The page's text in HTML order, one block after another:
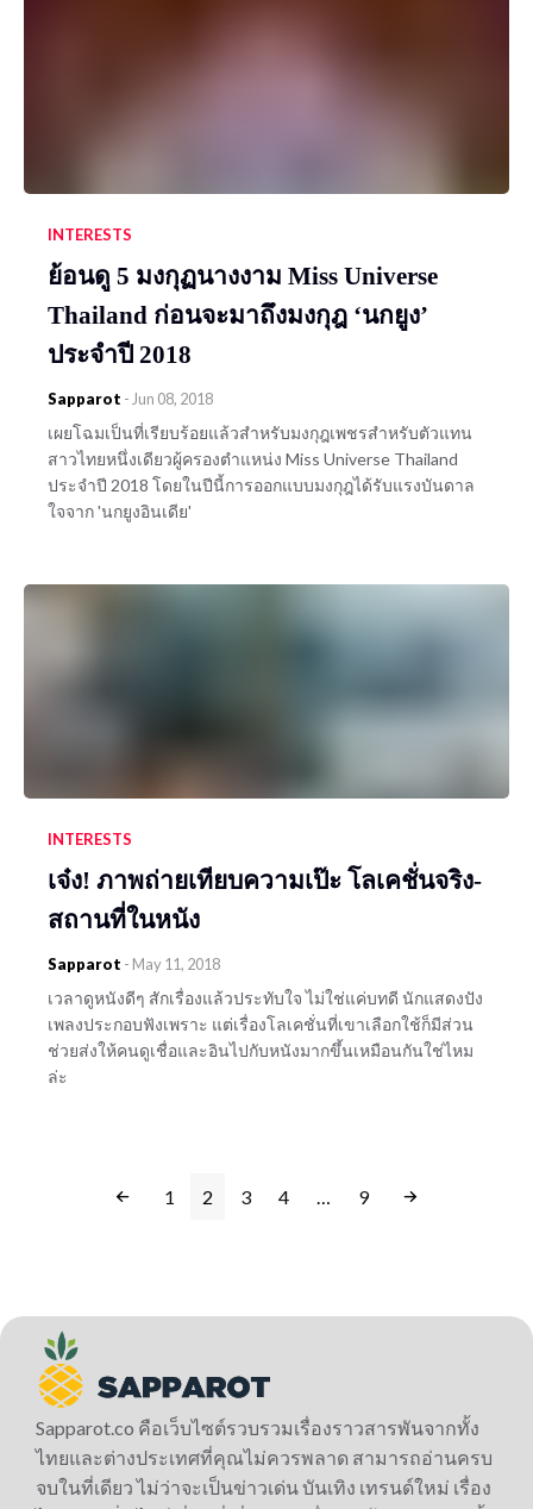
INTERESTS
ย้อนดู 5 มงกุฏนางงาม Miss Universe
Thailand ก่อนจะมาถึงมงกุฎ ‘นกยูง’
ประจำปี 2018
Sapparot - Jun 08, 2018
เผยโฉมเป็นที่เรียบร้อยแล้วสำหรับมงกุฎเพชรสำหรับตัวแทน
สาวไทยหนึ่งเดียวผู้ครองตำแหน่ง Miss Universe Thailand
ประจำปี 2018 โดยในปีนี้การออกแบบมงกุฎได้รับแรงบันดาล
ใจจาก 'นกยูงอินเดีย'
INTERESTS
เจ๋ง! ภาพถ่ายเทียบความเป๊ะ โลเคชั่นจริง-
สถานที่ในหนัง
Sapparot - May 11, 2018
เวลาดูหนังดีๆ สักเรื่องแล้วประทับใจ ไม่ใช่แค่บทดี นักแสดงปัง
เพลงประกอบฟังเพราะ แต่เรื่องโลเคชั่นที่เขาเลือกใช้ก็มีส่วน
ช่วยส่งให้คนดูเชื่อและอินไปกับหนังมากขึ้นเหมือนกันใช่ไหม
ล่ะ
1 2 3 4 … 9
Sapparot.co คือเว็บไซต์รวบรวมเรื่องราวสารพันจากทั้ง
ไทยและต่างประเทศที่คุณไม่ควรพลาด สามารถอ่านครบ
จบในที่เดียว ไม่ว่าจะเป็นข่าวเด่น บันเทิง เทรนด์ใหม่ เรื่อง